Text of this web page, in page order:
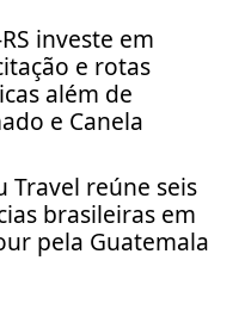
investe em
e rotas
além de
e Canela
Travel reúne seis
brasileiras em
pela Guatemala